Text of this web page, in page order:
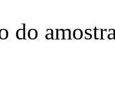
do